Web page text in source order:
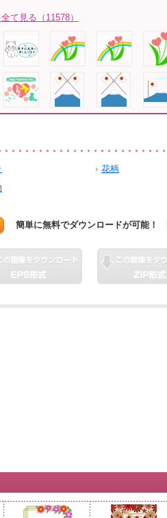
て見る（11578）
花柄
簡単に無料でダウンロードが可能！